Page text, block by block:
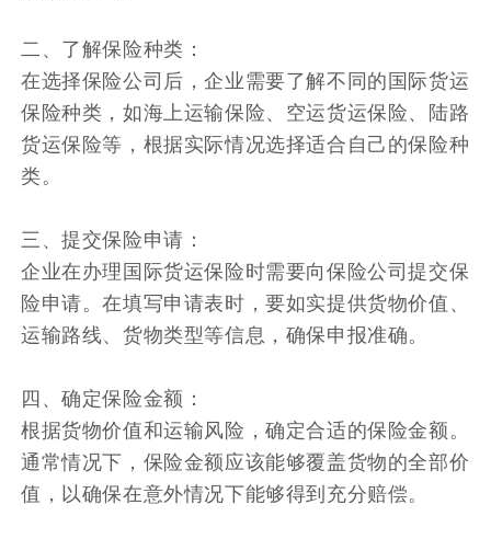
二、了解保险种类：
在选择保险公司后，企业需要了解不同的国际货运
保险种类，如海上运输保险、空运货运保险、陆路
货运保险等，根据实际情况选择适合自己的保险种
类。
三、提交保险申请：
企业在办理国际货运保险时需要向保险公司提交保
险申请。在填写申请表时，要如实提供货物价值、
运输路线、货物类型等信息，确保申报准确。
四、确定保险金额：
根据货物价值和运输风险，确定合适的保险金额。
通常情况下，保险金额应该能够覆盖货物的全部价
值，以确保在意外情况下能够得到充分赔偿。